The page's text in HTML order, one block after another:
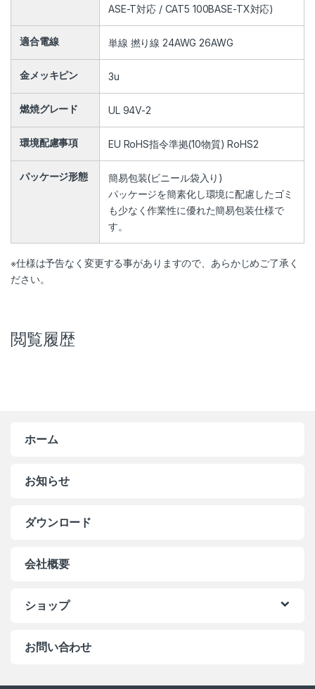
ASE-T対応 / CAT5 100BASE-TX対応)
適合電線 単線 撚り線 24AWG 26AWG
金メッキピン 3u
燃焼グレード UL 94V-2
環境配慮事項 EU RoHS指令準拠(10物質) RoHS2
パッケージ形態
簡易包装(ビニール袋入り)
パッケージを簡素化し環境に配慮したゴミ
も少なく作業性に優れた簡易包装仕様で
す。
※仕様は予告なく変更する事がありますので、あらかじめご了承く
ださい。
閲覧履歴
ホーム
お知らせ
ダウンロード
会社概要
ショップ
お問い合わせ